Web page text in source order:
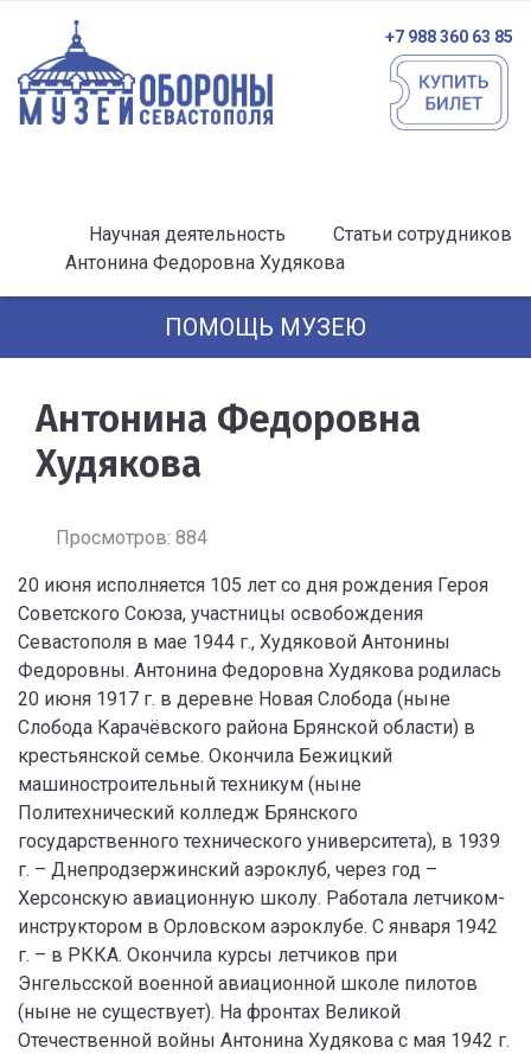
+7 988 360 63 85
Научная деятельность
Статьи сотрудников
Антонина Федоровна Худякова
ПОМОЩЬ МУЗЕЮ
Антонина Федоровна
Худякова
Просмотров: 884
20 июня исполняется 105 лет со дня рождения Героя
Советского Союза, участницы освобождения
Севастополя в мае 1944 г., Худяковой Антонины
Федоровны. Антонина Федоровна Худякова родилась
20 июня 1917 г. в деревне Новая Слобода (ныне
Слобода Карачёвского района Брянской области) в
крестьянской семье. Окончила Бежицкий
машиностроительный техникум (ныне
Политехнический колледж Брянского
государственного технического университета), в 1939
г. – Днепродзержинский аэроклуб, через год –
Херсонскую авиационную школу. Работала летчиком-
инструктором в Орловском аэроклубе. С января 1942
г. – в РККА. Окончила курсы летчиков при
Энгельсской военной авиационной школе пилотов
(ныне не существует). На фронтах Великой
Отечественной войны Антонина Худякова с мая 1942 г.